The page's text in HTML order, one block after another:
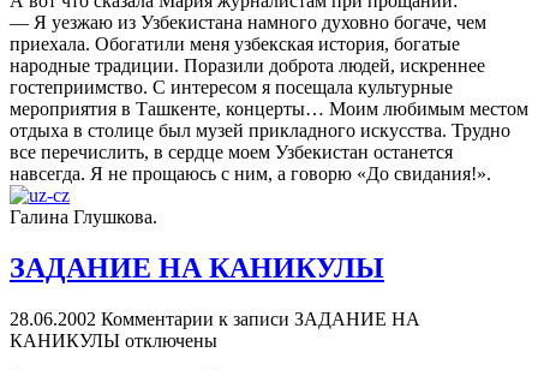
— Я уезжаю из Узбекистана намного духовно богаче, чем
приехала. Обогатили меня узбекская история, богатые
народные традиции. Поразили доброта людей, искреннее
гостеприимство. С интересом я посещала культурные
мероприятия в Ташкенте, концерты… Моим любимым местом
отдыха в столице был музей прикладного искусства. Трудно
все перечислить, в сердце моем Узбекистан останется
навсегда. Я не прощаюсь с ним, а говорю «До свидания!».
Галина Глушкова.
ЗАДАНИЕ НА КАНИКУЛЫ
28.06.2002 Комментарии к записи ЗАДАНИЕ НА
КАНИКУЛЫ отключены